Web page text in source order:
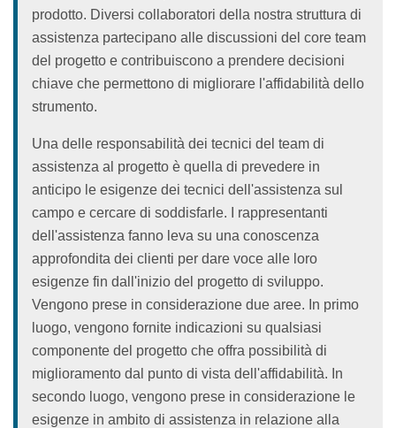
prodotto. Diversi collaboratori della nostra struttura di
assistenza partecipano alle discussioni del core team
del progetto e contribuiscono a prendere decisioni
chiave che permettono di migliorare l'affidabilità dello
strumento.
Una delle responsabilità dei tecnici del team di
assistenza al progetto è quella di prevedere in
anticipo le esigenze dei tecnici dell'assistenza sul
campo e cercare di soddisfarle. I rappresentanti
dell'assistenza fanno leva su una conoscenza
approfondita dei clienti per dare voce alle loro
esigenze fin dall'inizio del progetto di sviluppo.
Vengono prese in considerazione due aree. In primo
luogo, vengono fornite indicazioni su qualsiasi
componente del progetto che offra possibilità di
miglioramento dal punto di vista dell'affidabilità. In
secondo luogo, vengono prese in considerazione le
esigenze in ambito di assistenza in relazione alla